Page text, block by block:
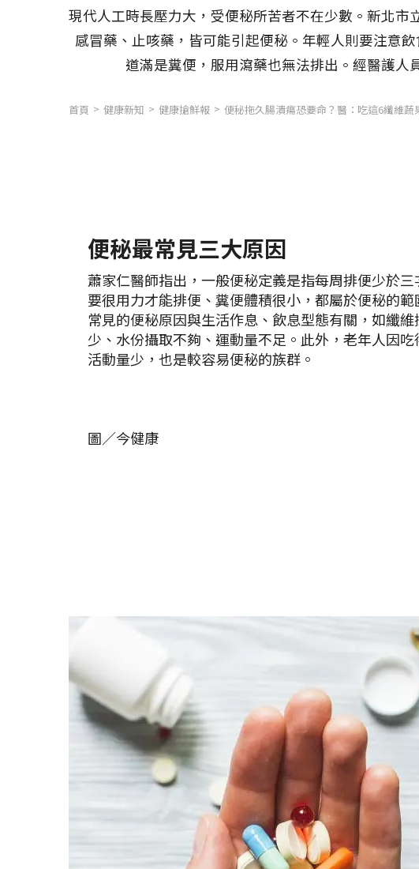
現代人工時長壓力大，受便秘所苦者不在少數。新北
感冒藥、止咳藥，皆可能引起便秘。年輕人則要注意
道滿是糞便，服用瀉藥也無法排出。經醫護人
首頁 健康新知 健康搶鮮報 便秘拖久腸潰瘍恐要命？醫：吃這6纖維蔬
便秘最常見三大原因
蕭家仁醫師指出，一般便秘定義是指每周排便少於三
要很用力才能排便、糞便體積很小，都屬於便秘的範
常見的便秘原因與生活作息、飲息型態有關，如纖維
少、水份攝取不夠、運動量不足。此外，老年人因吃
活動量少，也是較容易便秘的族群。
圖／今健康